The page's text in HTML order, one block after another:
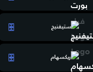
ستيفنيج
ريكسهام